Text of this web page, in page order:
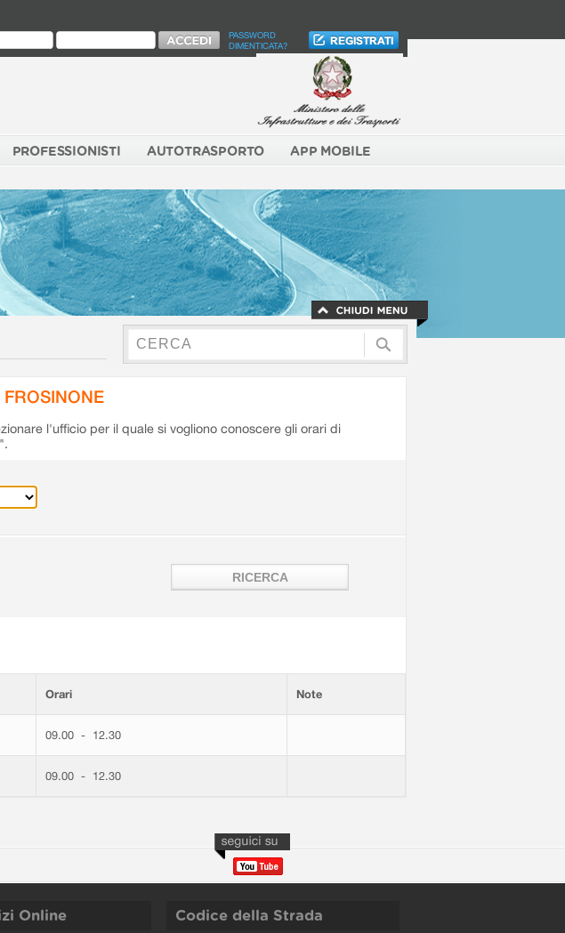
PASSWORD
DIMENTICATA?
PROFESSIONISTI AUTOTRASPORTO APP MOBILE
l'ufficio per il quale si vogliono conoscere gli orari di
Orari Note
09.00 - 12.30
09.00 - 12.30
Online Codice della Strada